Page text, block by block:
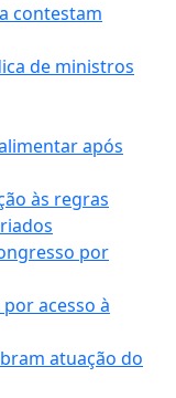
contestam
de ministros
após
às regras
por
acesso à
atuação do